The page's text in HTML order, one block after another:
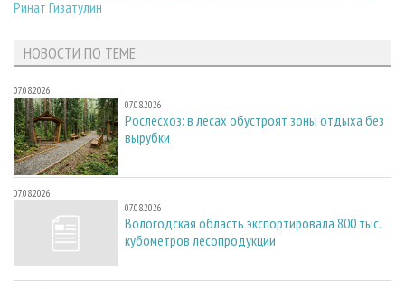
Ринат Гизатулин
НОВОСТИ ПО ТЕМЕ
07.08.2026
07.08.2026
Рослесхоз: в лесах обустроят зоны отдыха без
вырубки
07.08.2026
07.08.2026
Вологодская область экспортировала 800 тыс.
кубометров лесопродукции